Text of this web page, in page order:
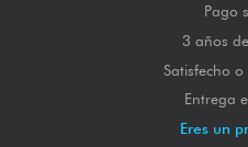
Pago
3 años
Satisfecho
Entrega
Eres un